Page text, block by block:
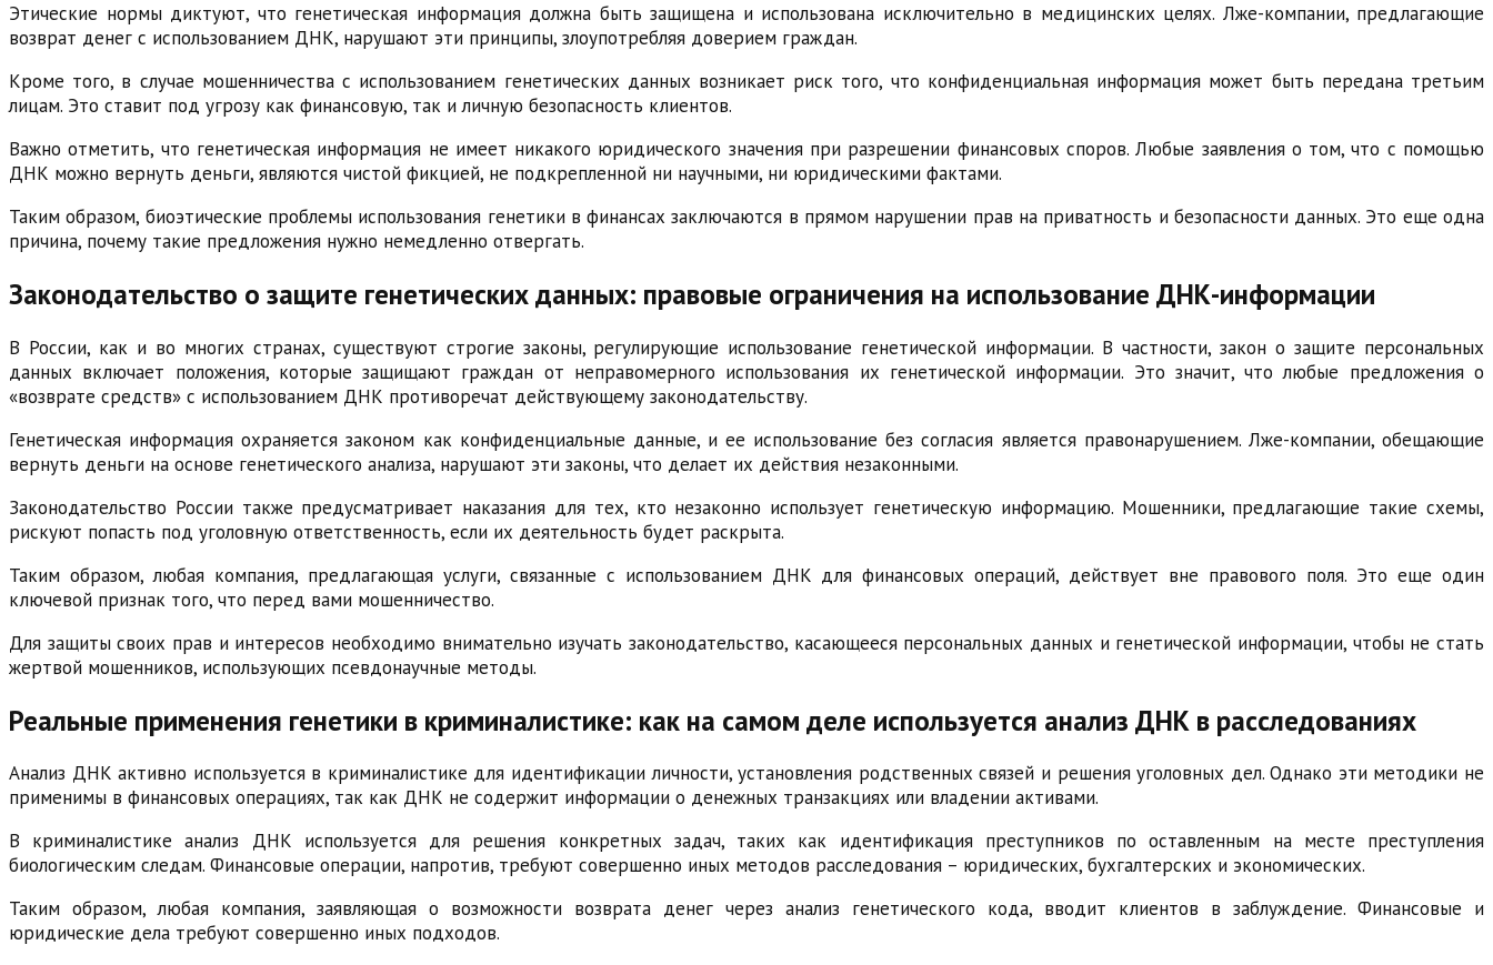
Этические нормы диктуют, что генетическая информация должна быть защищена и использована исключительно в медицинских целях. Лже-компании, предлагающие
возврат денег с использованием ДНК, нарушают эти принципы, злоупотребляя доверием граждан.
Кроме того, в случае мошенничества с использованием генетических данных возникает риск того, что конфиденциальная информация может быть передана третьим
лицам. Это ставит под угрозу как финансовую, так и личную безопасность клиентов.
Важно отметить, что генетическая информация не имеет никакого юридического значения при разрешении финансовых споров. Любые заявления о том, что с помощью
ДНК можно вернуть деньги, являются чистой фикцией, не подкрепленной ни научными, ни юридическими фактами.
Таким образом, биоэтические проблемы использования генетики в финансах заключаются в прямом нарушении прав на приватность и безопасности данных. Это еще одна
причина, почему такие предложения нужно немедленно отвергать.
Законодательство о защите генетических данных: правовые ограничения на использование ДНК-информации
В России, как и во многих странах, существуют строгие законы, регулирующие использование генетической информации. В частности, закон о защите персональных
данных включает положения, которые защищают граждан от неправомерного использования их генетической информации. Это значит, что любые предложения о
«возврате средств» с использованием ДНК противоречат действующему законодательству.
Генетическая информация охраняется законом как конфиденциальные данные, и ее использование без согласия является правонарушением. Лже-компании, обещающие
вернуть деньги на основе генетического анализа, нарушают эти законы, что делает их действия незаконными.
Законодательство России также предусматривает наказания для тех, кто незаконно использует генетическую информацию. Мошенники, предлагающие такие схемы,
рискуют попасть под уголовную ответственность, если их деятельность будет раскрыта.
Таким образом, любая компания, предлагающая услуги, связанные с использованием ДНК для финансовых операций, действует вне правового поля. Это еще один
ключевой признак того, что перед вами мошенничество.
Для защиты своих прав и интересов необходимо внимательно изучать законодательство, касающееся персональных данных и генетической информации, чтобы не стать
жертвой мошенников, использующих псевдонаучные методы.
Реальные применения генетики в криминалистике: как на самом деле используется анализ ДНК в расследованиях
Анализ ДНК активно используется в криминалистике для идентификации личности, установления родственных связей и решения уголовных дел. Однако эти методики не
применимы в финансовых операциях, так как ДНК не содержит информации о денежных транзакциях или владении активами.
В криминалистике анализ ДНК используется для решения конкретных задач, таких как идентификация преступников по оставленным на месте преступления
биологическим следам. Финансовые операции, напротив, требуют совершенно иных методов расследования – юридических, бухгалтерских и экономических.
Таким образом, любая компания, заявляющая о возможности возврата денег через анализ генетического кода, вводит клиентов в заблуждение. Финансовые и
юридические дела требуют совершенно иных подходов.